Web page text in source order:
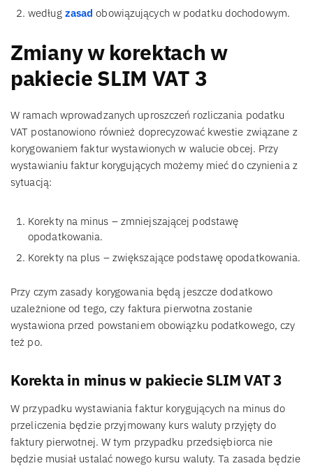
wedługzasadobowiązujących w podatku dochodowym.
Zmiany w korektach w
pakiecie SLIM VAT 3
W ramach wprowadzanych uproszczeń rozliczania podatku
VAT postanowiono również doprecyzować kwestie związane z
korygowaniem faktur wystawionych w walucie obcej. Przy
wystawianiu faktur korygujących możemy mieć do czynienia z
sytuacją:
Korekty na minus – zmniejszającej podstawę
opodatkowania.
Korekty na plus – zwiększające podstawę opodatkowania.
Przy czym zasady korygowania będą jeszcze dodatkowo
uzależnione od tego, czy faktura pierwotna zostanie
wystawiona przed powstaniem obowiązku podatkowego, czy
też po.
Korekta in minus w pakiecie SLIM VAT 3
W przypadku wystawiania faktur korygujących na minus do
przeliczenia będzie przyjmowany kurs waluty przyjęty do
faktury pierwotnej. W tym przypadku przedsiębiorca nie
będzie musiał ustalać nowego kursu waluty. Ta zasada będzie